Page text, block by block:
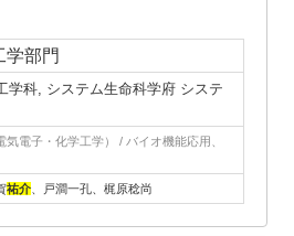
学部門
学科, システム生命科学府 システ
気電子・化学工学） / バイオ機能応用、
祐介 、戸澗一孔、梶原稔尚